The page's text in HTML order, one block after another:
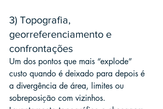
3) Topografia,
georreferenciamento e
confrontações
Um dos pontos que mais “explode”
custo quando é deixado para depois é
a divergência de área, limites ou
sobreposição com vizinhos.